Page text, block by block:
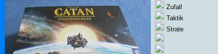
Zufall
Taktik
Strate